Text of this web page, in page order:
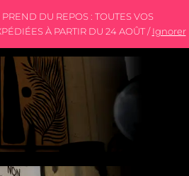
PREND DU REPOS : TOUTES VOS
À PARTIR DU 24 AOÛT / Ignorer